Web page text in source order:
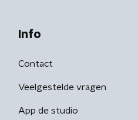
Info
Contact
Veelgestelde vragen
App de studio